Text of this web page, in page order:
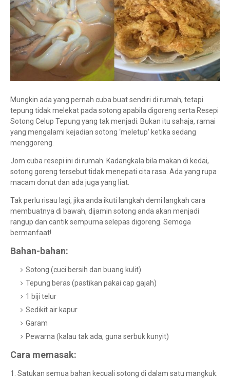
Mungkin ada yang pernah cuba buat sendiri di rumah, tetapi
tepung tidak melekat pada sotong apabila digoreng serta Resepi
Sotong Celup Tepung yang tak menjadi. Bukan itu sahaja, ramai
yang mengalami kejadian sotong ‘meletup’ ketika sedang
menggoreng.
Jom cuba resepi ini di rumah. Kadangkala bila makan di kedai,
sotong goreng tersebut tidak menepati cita rasa. Ada yang rupa
macam donut dan ada juga yang liat.
Tak perlu risau lagi, jika anda ikuti langkah demi langkah cara
membuatnya di bawah, dijamin sotong anda akan menjadi
rangup dan cantik sempurna selepas digoreng. Semoga
bermanfaat!
Bahan-bahan:
Sotong (cuci bersih dan buang kulit)
Tepung beras (pastikan pakai cap gajah)
1 biji telur
Sedikit air kapur
Garam
Pewarna (kalau tak ada, guna serbuk kunyit)
Cara memasak:
1. Satukan semua bahan kecuali sotong di dalam satu mangkuk.